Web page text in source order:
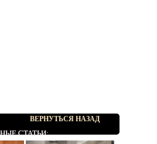
ВЕРНУТЬСЯ НАЗАД
СТАТЬИ: